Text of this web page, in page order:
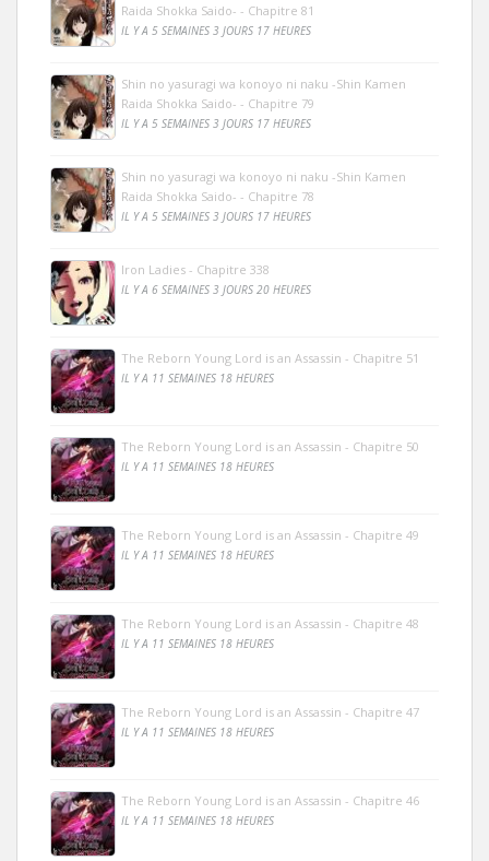
Raida Shokka Saido- - Chapitre 81
IL Y A 5 SEMAINES 3 JOURS 17 HEURES
Shin no yasuragi wa konoyo ni naku -Shin Kamen
Raida Shokka Saido- - Chapitre 79
IL Y A 5 SEMAINES 3 JOURS 17 HEURES
Shin no yasuragi wa konoyo ni naku -Shin Kamen
Raida Shokka Saido- - Chapitre 78
IL Y A 5 SEMAINES 3 JOURS 17 HEURES
Iron Ladies - Chapitre 338
IL Y A 6 SEMAINES 3 JOURS 20 HEURES
The Reborn Young Lord is an Assassin - Chapitre 51
IL Y A 11 SEMAINES 18 HEURES
The Reborn Young Lord is an Assassin - Chapitre 50
IL Y A 11 SEMAINES 18 HEURES
The Reborn Young Lord is an Assassin - Chapitre 49
IL Y A 11 SEMAINES 18 HEURES
The Reborn Young Lord is an Assassin - Chapitre 48
IL Y A 11 SEMAINES 18 HEURES
The Reborn Young Lord is an Assassin - Chapitre 47
IL Y A 11 SEMAINES 18 HEURES
The Reborn Young Lord is an Assassin - Chapitre 46
IL Y A 11 SEMAINES 18 HEURES